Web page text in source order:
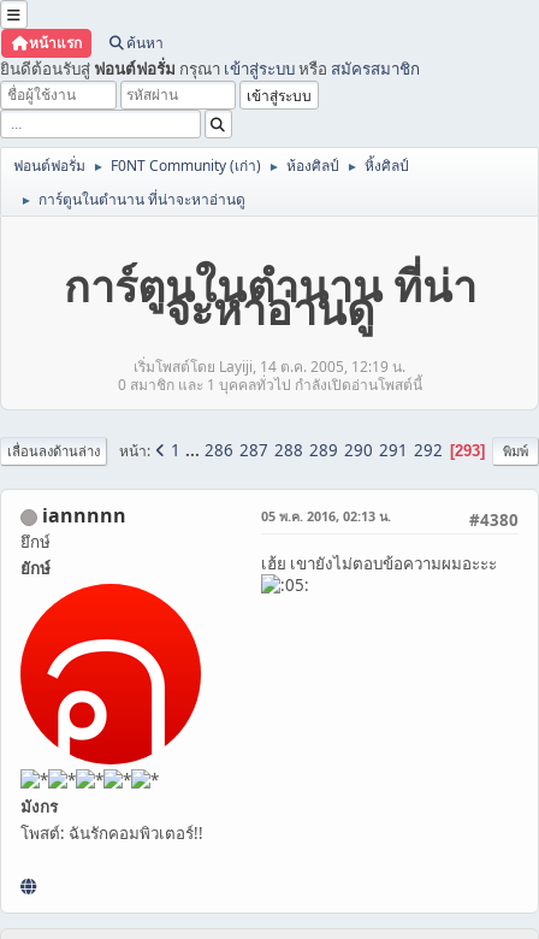
หน้าแรก ค้นหา
ยินดีต้อนรับสู่ ฟอนต์ฟอรั่ม กรุณา เข้าสู่ระบบหรือ สมัครสมาชิก
ฟอนต์ฟอรั่ม ► F0NT Community (เก่า) ► ห้องศิลป์ ► หิ้งศิลป์
► การ์ตูนในตำนาน ที่น่าจะหาอ่านดู
การ์ตูนในตำนาน ที่น่า
จะหาอ่านดู
เริ่มโพสต์โดย Layiji, 14 ต.ค. 2005, 12:19 น.
0 สมาชิก และ 1 บุคคลทั่วไป กำลังเปิดอ่านโพสต์นี้
พิมพ์
เลื่อนลงด้านล่าง หน้า 1 ... 286 287 288 289 290 291 292 293
iannnnn
ยึกษ์
ยักษ์
มังกร
โพสต์: ฉันรักคอมพิวเตอร์!!
#4380
05 พ.ค. 2016, 02:13 น.
เฮ้ย เขายังไม่ตอบข้อความผมอะะะ